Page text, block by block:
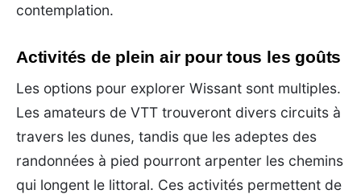
contemplation.
Activités de plein air pour tous les goûts
Les options pour explorer Wissant sont multiples.
Les amateurs de VTT trouveront divers circuits à
travers les dunes, tandis que les adeptes des
randonnées à pied pourront arpenter les chemins
qui longent le littoral. Ces activités permettent de